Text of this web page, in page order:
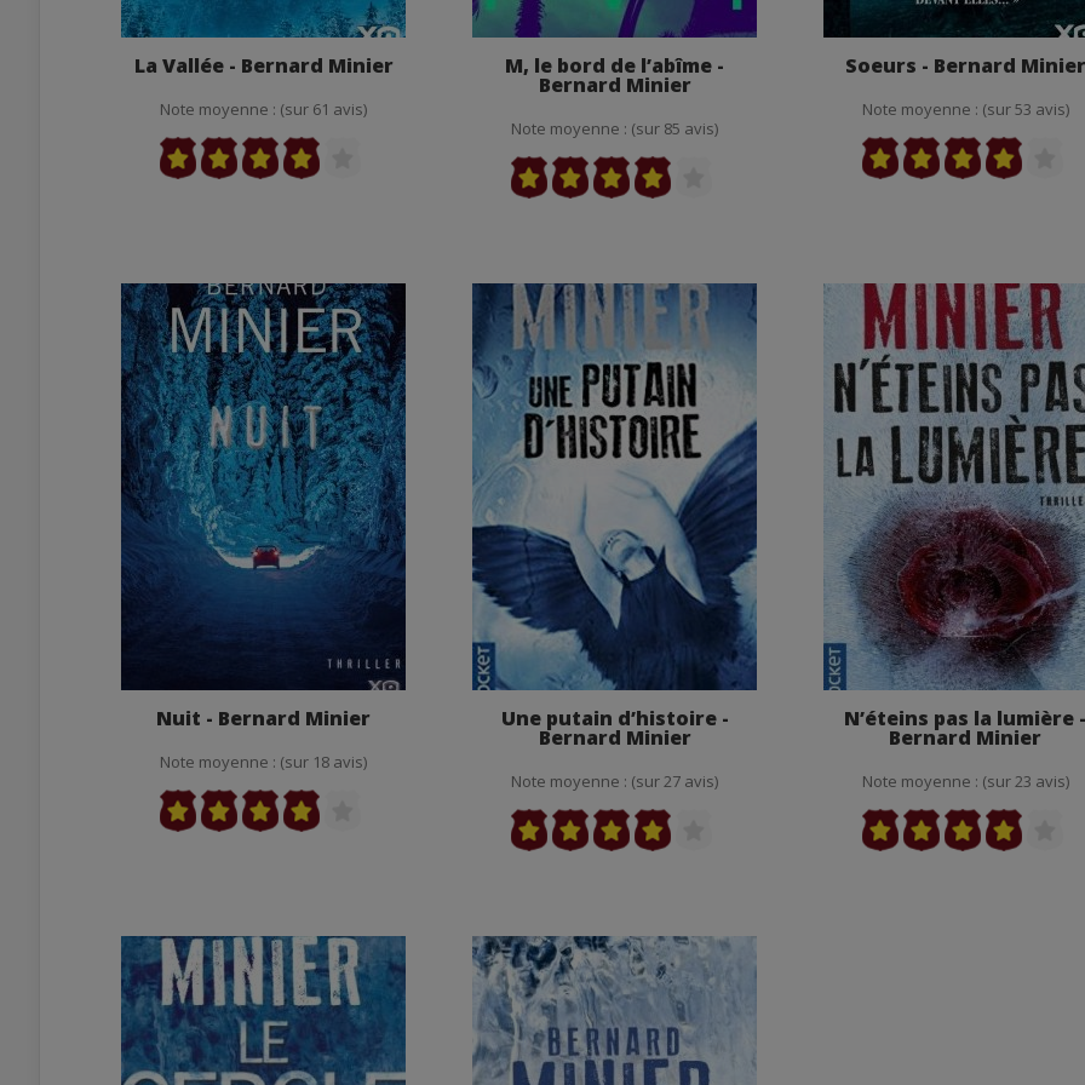
La Vallée - Bernard Minier
Note moyenne : (sur 61 avis)
M, le bord de l’abîme -
Bernard Minier
Note moyenne : (sur 85 avis)
Soeurs - Bernard Minier
Note moyenne : (sur 53 avis)
Nuit - Bernard Minier
Note moyenne : (sur 18 avis)
Une putain d’histoire -
Bernard Minier
Note moyenne : (sur 27 avis)
N’éteins pas la lumière
Bernard Minier
Note moyenne : (sur 23 avis)